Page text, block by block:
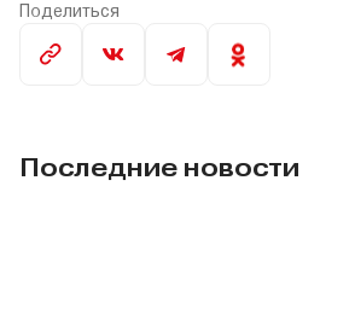
Последние новости
Поделиться